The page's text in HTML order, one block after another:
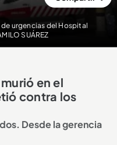
urgencias del Hospital
SUÁREZ
en el
contra los
Desde la gerencia